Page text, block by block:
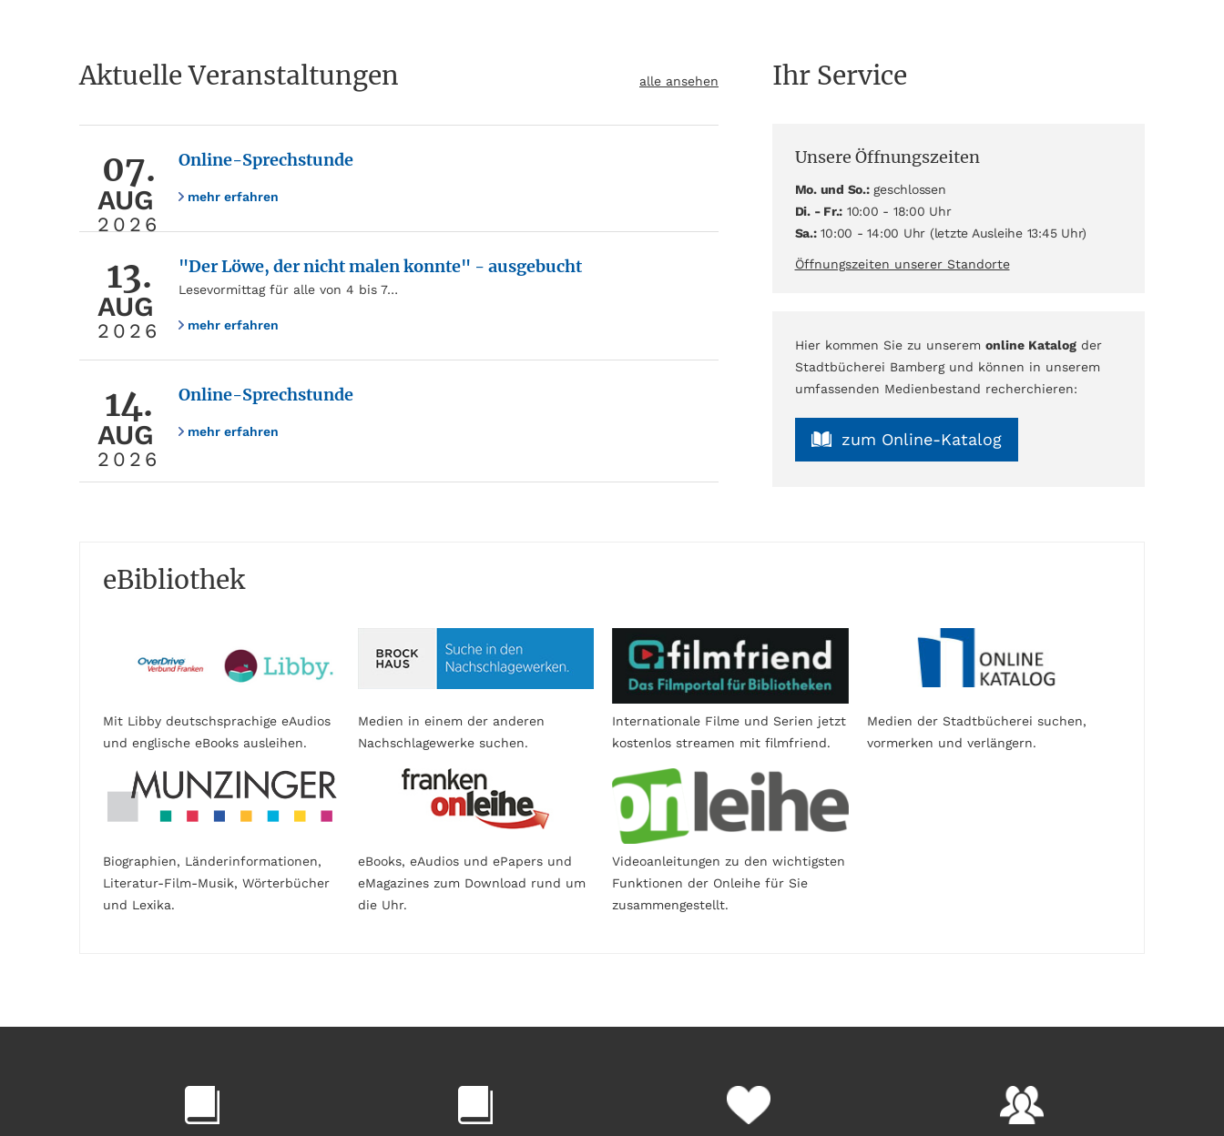
Ihr Service
Unsere Öffnungszeiten
Mo. und So.:geschlossen
Di. - Fr.: 10:00 - 18:00 Uhr
Sa.:10:00 - 14:00 Uhr (letzte Ausleihe 13:45 Uhr)
Öffnungszeiten unserer Standorte
Hier kommen Sie zu unserem online Katalogder
Stadtbücherei Bamberg und können in unserem
umfassenden Medienbestand recherchieren:
zum Online-Katalog
Aktuelle Veranstaltungen alle ansehen
07.
AUG
2026
Online-Sprechstunde
mehr erfahren
13.
AUG
2026
"Der Löwe, der nicht malen konnte" - ausgebucht
Lesevormittag für alle von 4 bis 7…
mehr erfahren
14.
AUG
2026
Online-Sprechstunde
mehr erfahren
eBibliothek
Mit Libby deutschsprachige eAudios
und englische eBooks ausleihen.
Medien in einem der anderen
Nachschlagewerke suchen.
Internationale Filme und Serien jetzt
kostenlos streamen mit filmfriend.
Medien der Stadtbücherei suchen,
vormerken und verlängern.
Biographien, Länderinformationen,
Literatur-Film-Musik, Wörterbücher
und Lexika.
eBooks, eAudios und ePapers und
eMagazines zum Download rund um
die Uhr.
Videoanleitungen zu den wichtigsten
Funktionen der Onleihe für Sie
zusammengestellt.